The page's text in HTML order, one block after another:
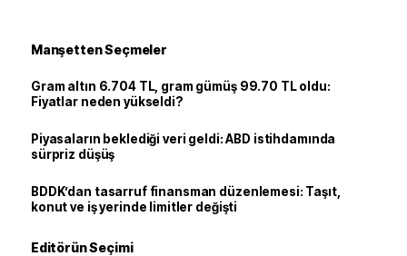
Manşetten Seçmeler
Gram altın 6.704 TL, gram gümüş 99.70 TL oldu:
Fiyatlar neden yükseldi?
Piyasaların beklediği veri geldi: ABD istihdamında
sürpriz düşüş
BDDK’dan tasarruf finansman düzenlemesi: Taşıt,
konut ve iş yerinde limitler değişti
Editörün Seçimi